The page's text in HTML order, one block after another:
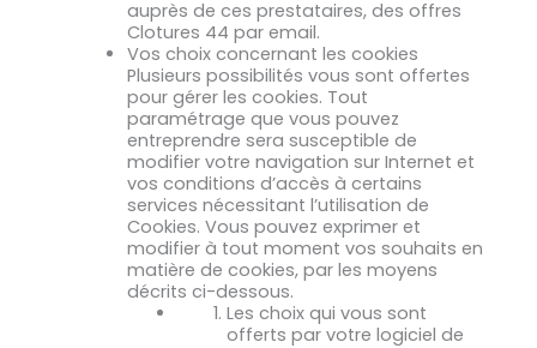
auprès de ces prestataires, des offres
Clotures 44 par email.
Vos choix concernant les cookies
Plusieurs possibilités vous sont offertes
pour gérer les cookies. Tout
paramétrage que vous pouvez
entreprendre sera susceptible de
modifier votre navigation sur Internet et
vos conditions d’accès à certains
services nécessitant l’utilisation de
Cookies. Vous pouvez exprimer et
modifier à tout moment vos souhaits en
matière de cookies, par les moyens
décrits ci-dessous.
Les choix qui vous sont
offerts par votre logiciel de